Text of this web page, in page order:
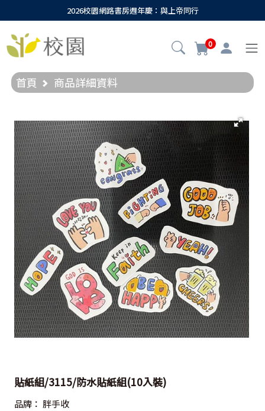
2026校園網路書房週年慶：與上帝同行
0
首頁 商品詳細資料
貼紙組/3115/防水貼紙組(10入裝)
品牌： 胖手收